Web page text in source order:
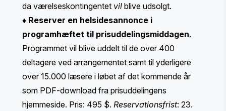
da værelseskontingentet vil blive udsolgt.
♦ Reserver en helsidesannonce i
programhæftet til prisuddelingsmiddagen.
Programmet vil blive uddelt til de over 400
deltagere ved arrangementet samt til yderligere
over 15.000 læsere i løbet af det kommende år
som PDF-download fra prisuddelingens
hjemmeside. Pris: 495 $. Reservationsfrist: 23.